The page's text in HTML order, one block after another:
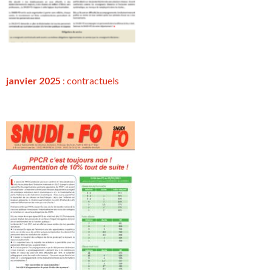
janvier 2025 : contractuels